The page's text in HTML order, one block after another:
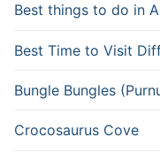
Best things to do in
Best Time to Visit
Bungle Bungles
Crocosaurus Cove